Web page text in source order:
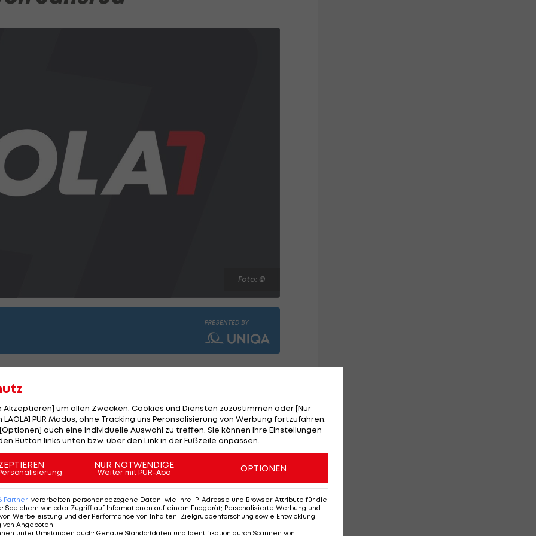
Foto: ©
PRESENTED BY
in Lake Louise (Samstag, 19:30 Uhr MEZ) Bestzeit.
Sekunden) und Max Franz (+0,23) knapp hinter sich.
0,50 Sek. Rückstand. Aksel Svindal (NOR/+0,56),
u.a.: 21. Schweiger (+1,70), 24. Reichelt (+1,81),
Akzeptieren] um allen Zwecken, Cookies und Diensten zuzustimmen oder [Nur
PUR Modus, ohne Tracking uns Peronsalisierung von Werbung fortzufahren.
auch eine individuelle Auswahl zu treffen. Sie können Ihre Einstellungen
Button links unten bzw. über den Link in der Fußzeile anpassen.
NUR NOTWENDIGE
Weiter mit PUR-Abo OPTIONEN
Partner verarbeiten personenbezogene Daten, wie Ihre IP-Adresse und Browser-Attribute für die
: Speichern von oder Zugriff auf Informationen auf einem Endgerät; Personalisierte Werbung und
Werbeleistung und der Performance von Inhalten, Zielgruppenforschung sowie Entwicklung
von Angeboten.
unter Umständen auch: Genaue Standortdaten und Identifikation durch Scannen von